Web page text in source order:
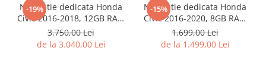
-19%
Navigatie dedicata Honda
Civic 2016-2018, 12GB RAM
256GB ROM, Android 13,
Rezolutie 2K, Display QLED,
9", DSP, Carplay, Android
3.750,00 Lei
de la 3.040,00 Lei
-15%
Navigatie dedicata Honda
Civic 2016-2020, 8GB RAM
128GB ROM, Octacore,
Platforma TS18, Android 14,
Display QLED 9", Suporta
1.699,00 Lei
de la 1.499,00 Lei